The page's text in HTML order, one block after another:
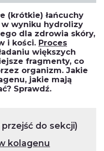
(krótkie) łańcuchy
w wyniku hydrolizy
dla zdrowia skóry,
i kości. Proces
większych
fragmenty, co
organizm. Jakie
jakie mają
Sprawdź.
do sekcji)
kolagenu